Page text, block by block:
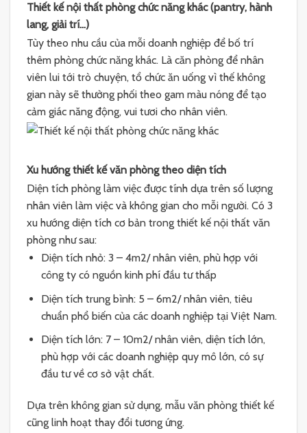
Thiết kế nội thất phòng chức năng khác (pantry, hành
lang, giải trí…)
Tùy theo nhu cầu của mỗi doanh nghiệp để bố trí
thêm phòng chức năng khác. Là căn phòng để nhân
viên lui tới trò chuyện, tổ chức ăn uống vì thế không
gian này sẽ thường phối theo gam màu nóng để tạo
cảm giác năng động, vui tươi cho nhân viên.
Xu hướng thiết kế văn phòng theo diện tích
Diện tích phòng làm việc được tính dựa trên số lượng
nhân viên làm việc và không gian cho mỗi người. Có 3
xu hướng diện tích cơ bản trong thiết kế nội thất văn
phòng như sau:
Diện tích nhỏ: 3 – 4m2/ nhân viên, phù hợp với
công ty có nguồn kinh phí đầu tư thấp
Diện tích trung bình: 5 – 6m2/ nhân viên, tiêu
chuẩn phổ biến của các doanh nghiệp tại Việt Nam.
Diện tích lớn: 7 – 10m2/ nhân viên, diện tích lớn,
phù hợp với các doanh nghiệp quy mô lớn, có sự
đầu tư về cơ sở vật chất.
Dựa trên không gian sử dụng, mẫu văn phòng thiết kế
cũng linh hoạt thay đổi tương ứng.